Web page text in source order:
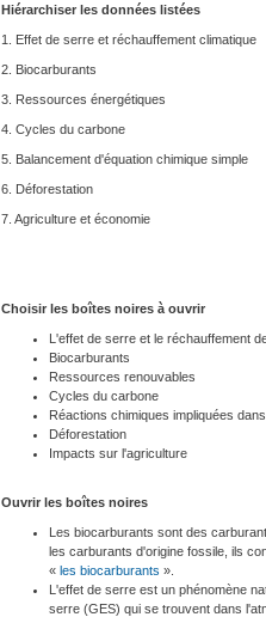
Hiérarchiser les données listées
1. Effet de serre et réchauffement climatique
2. Biocarburants
3. Ressources énergétiques
4. Cycles du carbone
5. Balancement d'équation chimique simple
6. Déforestation
7. Agriculture et économie
Choisir les boîtes noires à ouvrir
L'effet de serre et le réchauffement
Biocarburants
Ressources renouvables
Cycles du carbone
Réactions chimiques impliquées
Déforestation
Impacts sur l'agriculture
Ouvrir les boîtes noires
Les biocarburants sont des
les carburants d'origine fossile, ils
« les biocarburants ».
L'effet de serre est un phénomène
serre (GES) qui se trouvent dans